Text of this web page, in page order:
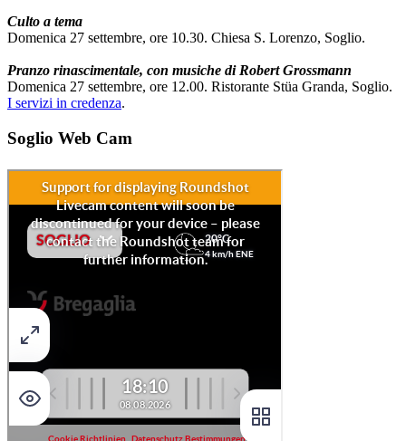
Culto a tema
Domenica 27 settembre, ore 10.30. Chiesa S. Lorenzo, Soglio.
Pranzo rinascimentale, con musiche di Robert Grossmann
Domenica 27 settembre, ore 12.00. Ristorante Stüa Granda, Soglio.
I servizi in credenza.
Soglio Web Cam